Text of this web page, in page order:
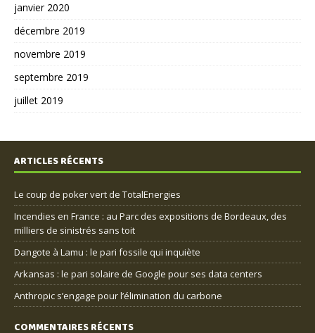
janvier 2020
décembre 2019
novembre 2019
septembre 2019
juillet 2019
ARTICLES RÉCENTS
Le coup de poker vert de TotalEnergies
Incendies en France : au Parc des expositions de Bordeaux, des
milliers de sinistrés sans toit
Dangote à Lamu : le pari fossile qui inquiète
Arkansas : le pari solaire de Google pour ses data centers
Anthropic s’engage pour l’élimination du carbone
COMMENTAIRES RÉCENTS